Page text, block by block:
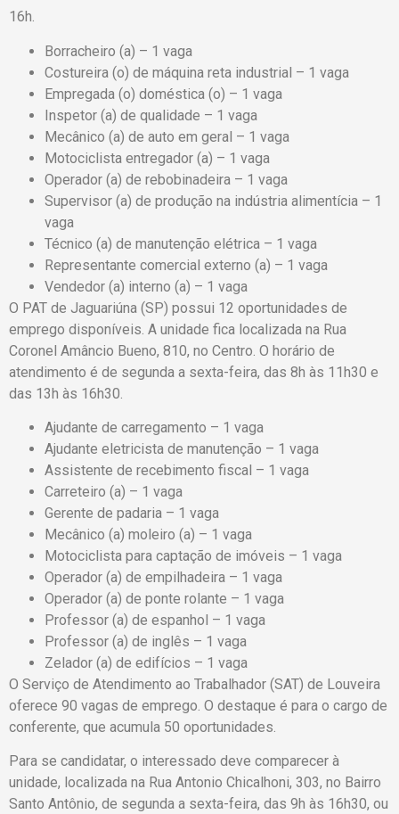
16h.
Borracheiro (a) – 1 vaga
Costureira (o) de máquina reta industrial – 1 vaga
Empregada (o) doméstica (o) – 1 vaga
Inspetor (a) de qualidade – 1 vaga
Mecânico (a) de auto em geral – 1 vaga
Motociclista entregador (a) – 1 vaga
Operador (a) de rebobinadeira – 1 vaga
Supervisor (a) de produção na indústria alimentícia – 1
vaga
Técnico (a) de manutenção elétrica – 1 vaga
Representante comercial externo (a) – 1 vaga
Vendedor (a) interno (a) – 1 vaga
O PAT de Jaguariúna (SP) possui 12 oportunidades de
emprego disponíveis. A unidade fica localizada na Rua
Coronel Amâncio Bueno, 810, no Centro. O horário de
atendimento é de segunda a sexta-feira, das 8h às 11h30 e
das 13h às 16h30.
Ajudante de carregamento – 1 vaga
Ajudante eletricista de manutenção – 1 vaga
Assistente de recebimento fiscal – 1 vaga
Carreteiro (a) – 1 vaga
Gerente de padaria – 1 vaga
Mecânico (a) moleiro (a) – 1 vaga
Motociclista para captação de imóveis – 1 vaga
Operador (a) de empilhadeira – 1 vaga
Operador (a) de ponte rolante – 1 vaga
Professor (a) de espanhol – 1 vaga
Professor (a) de inglês – 1 vaga
Zelador (a) de edifícios – 1 vaga
O Serviço de Atendimento ao Trabalhador (SAT) de Louveira
oferece 90 vagas de emprego. O destaque é para o cargo de
conferente, que acumula 50 oportunidades.
Para se candidatar, o interessado deve comparecer à
unidade, localizada na Rua Antonio Chicalhoni, 303, no Bairro
Santo Antônio, de segunda a sexta-feira, das 9h às 16h30, ou